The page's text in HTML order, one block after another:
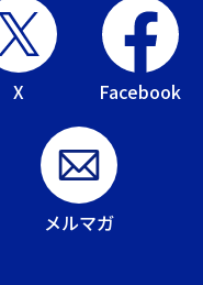
X Facebook
メルマガ